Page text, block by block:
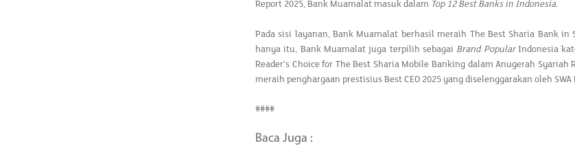
Report 2025, Bank Muamalat masuk dalam Top 12 Best Banks in Indonesia.
Pada sisi layanan, Bank Muamalat berhasil meraih The Best Sharia Bank in
hanya itu, Bank Muamalat juga terpilih sebagai Brand Popular Indonesia
Reader’s Choice for The Best Sharia Mobile Banking dalam Anugerah
meraih penghargaan prestisius Best CEO 2025 yang diselenggarakan oleh
####
Baca Juga :